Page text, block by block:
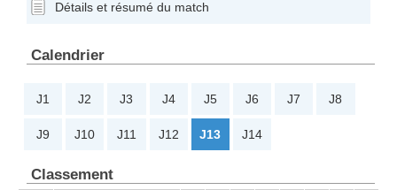
Détails et résumé du match
Calendrier
J1 J2 J3 J4 J5 J6 J7 J8
J9 J10 J11 J12 J13 J14
Classement